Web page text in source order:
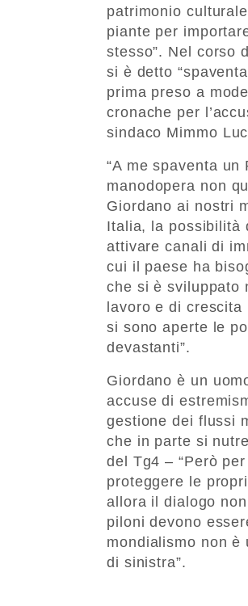
patrimonio
piante per
stesso”. Nel corso
si è detto
prima preso a
cronache per
sindaco Mimmo
“A me spaventa
manodopera non
Giordano ai nostri
Italia, la possibilità
attivare canali di
cui il paese ha
che si è sviluppato
lavoro e di crescita
si sono aperte le
devastanti”.
Giordano è un
accuse di
gestione dei flussi
che in parte si
del Tg4 – “Però
proteggere le
allora il dialogo
piloni devono
mondialismo non
di sinistra”.